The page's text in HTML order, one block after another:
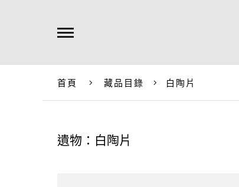
首頁 藏品目錄 白陶片
遺物：白陶片